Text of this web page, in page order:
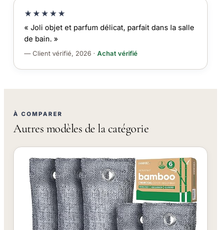
★★★★★
« Joli objet et parfum délicat, parfait dans la salle
de bain. »
— Client vérifié, 2026 · Achat vérifié
À COMPARER
Autres modèles de la catégorie